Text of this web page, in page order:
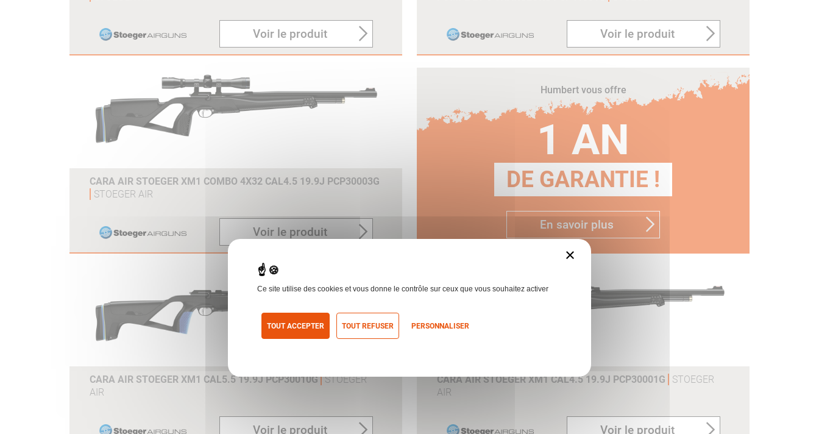
Voir le produit Voir le produit
CARA AIR STOEGER XM1 COMBO 4X32 CAL4.5 19.9J PCP30003G
STOEGER AIR
Voir le produit
Humbert vous offre
1 AN
DE GARANTIE !
En savoir plus
CARA AIR STOEGER XM1 CAL5.5 19.9J PCP30010G STOEGER
AIR
Voir le produit
CARA AIR STOEGER XM1 CAL4.5 19.9J PCP30001G
STOEGER
AIR
Voir le produit
×
Ce site utilise des cookies et vous donne le contrôle sur ceux que vous souhaitez activer
TOUT ACCEPTER TOUT REFUSER PERSONNALISER